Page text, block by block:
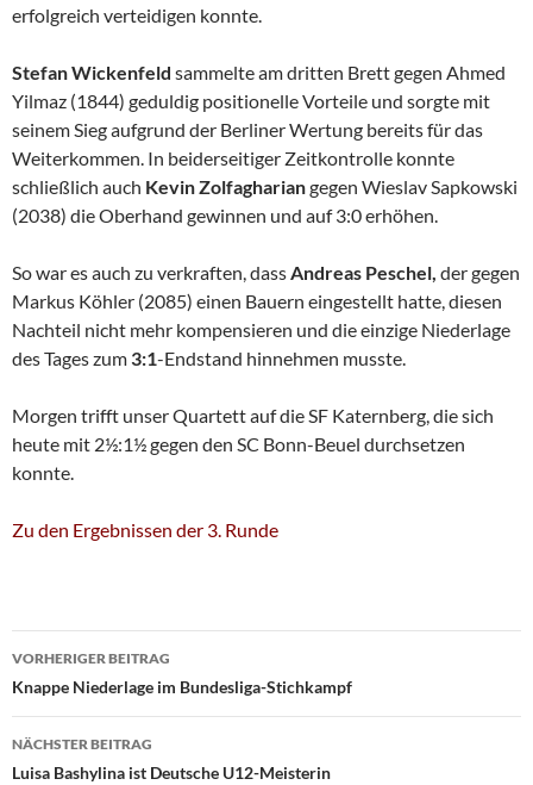
erfolgreich verteidigen konnte.
Stefan Wickenfeld sammelte am dritten Brett gegen Ahmed
Yilmaz (1844) geduldig positionelle Vorteile und sorgte mit
seinem Sieg aufgrund der Berliner Wertung bereits für das
Weiterkommen. In beiderseitiger Zeitkontrolle konnte
schließlich auch Kevin Zolfaghariangegen Wieslav Sapkowski
(2038) die Oberhand gewinnen und auf 3:0 erhöhen.
So war es auch zu verkraften, dassAndreas Peschel, der gegen
Markus Köhler (2085) einen Bauern eingestellt hatte, diesen
Nachteil nicht mehr kompensieren und die einzige Niederlage
des Tages zum 3:1-Endstand hinnehmen musste.
Morgen trifft unser Quartett auf die SF Katernberg, die sich
heute mit 2½:1½ gegen den SC Bonn-Beuel durchsetzen
konnte.
Zu den Ergebnissen der 3. Runde
Beitragsnavigation
VORHERIGER BEITRAG
Knappe Niederlage im Bundesliga-Stichkampf
NÄCHSTER BEITRAG
Luisa Bashylina ist Deutsche U12-Meisterin